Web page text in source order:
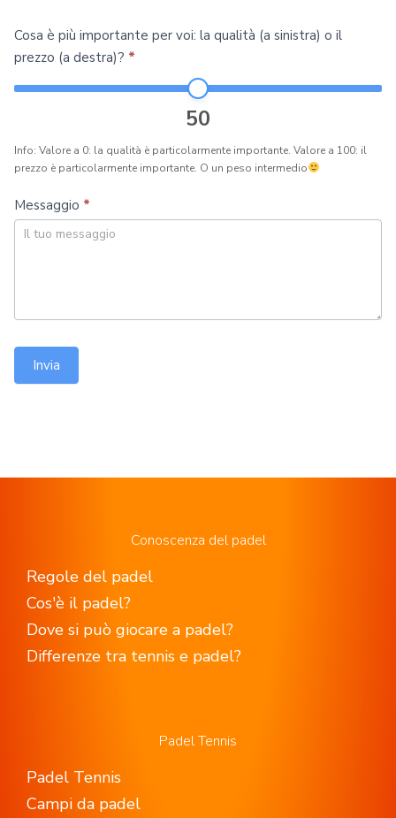
Cosa è più importante per voi: la qualità (a sinistra) o il
prezzo (a destra)? *
50
Info: Valore a 0: la qualità è particolarmente importante. Valore a 100: il
prezzo è particolarmente importante. O un peso intermedio
Messaggio *
Invia
Conoscenza del padel
Regole del padel
Cos'è il padel?
Dove si può giocare a padel?
Differenze tra tennis e padel?
Padel Tennis
Padel Tennis
Campi da padel